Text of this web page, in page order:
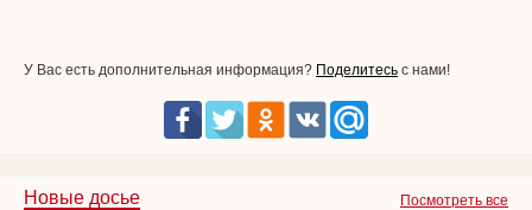
У Вас есть дополнительная информация? Поделитесь с нами!
Посмотреть все
Новые досье